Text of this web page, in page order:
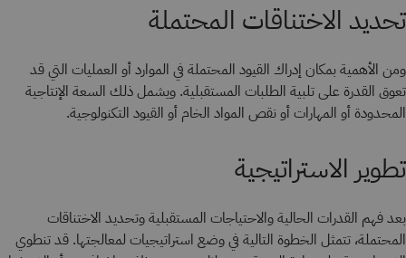
تحديد الاختناقات المحتملة
ومن الأهمية بمكان إدراك القيود المحتملة في الموارد أو العمليات التي قد
تعوق القدرة على تلبية الطلبات المستقبلية. ويشمل ذلك السعة الإنتاجية
المحدودة أو المهارات أو نقص المواد الخام أو القيود التكنولوجية.
تطوير الاستراتيجية
بعد فهم القدرات الحالية والاحتياجات المستقبلية وتحديد الاختناقات
المحتملة، تتمثل الخطوة التالية في وضع استراتيجيات لمعالجتها. قد تنطوي